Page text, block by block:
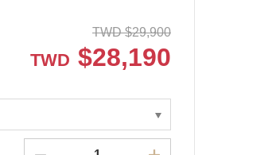
TWD $29,900
TWD $28,190